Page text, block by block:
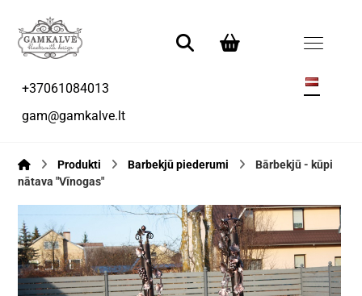
+37061084013
gam@gamkalve.lt
Produkti Barbekjū piederumi
Bārbekjū - kūpi
nātava "Vīnogas"